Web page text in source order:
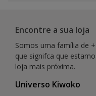
Encontre a sua loja
Somos uma família de
que signifca que
loja mais próxima.
Universo Kiwoko